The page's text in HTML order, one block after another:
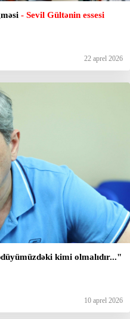
- Sevil Gültənin essesi
22 aprel 2026
kimi olmalıdır..."
10 aprel 2026